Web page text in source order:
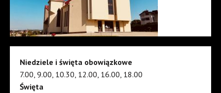
Niedziele i święta obowiązkowe
7.00, 9.00, 10.30, 12.00, 16.00, 18.00
Święta